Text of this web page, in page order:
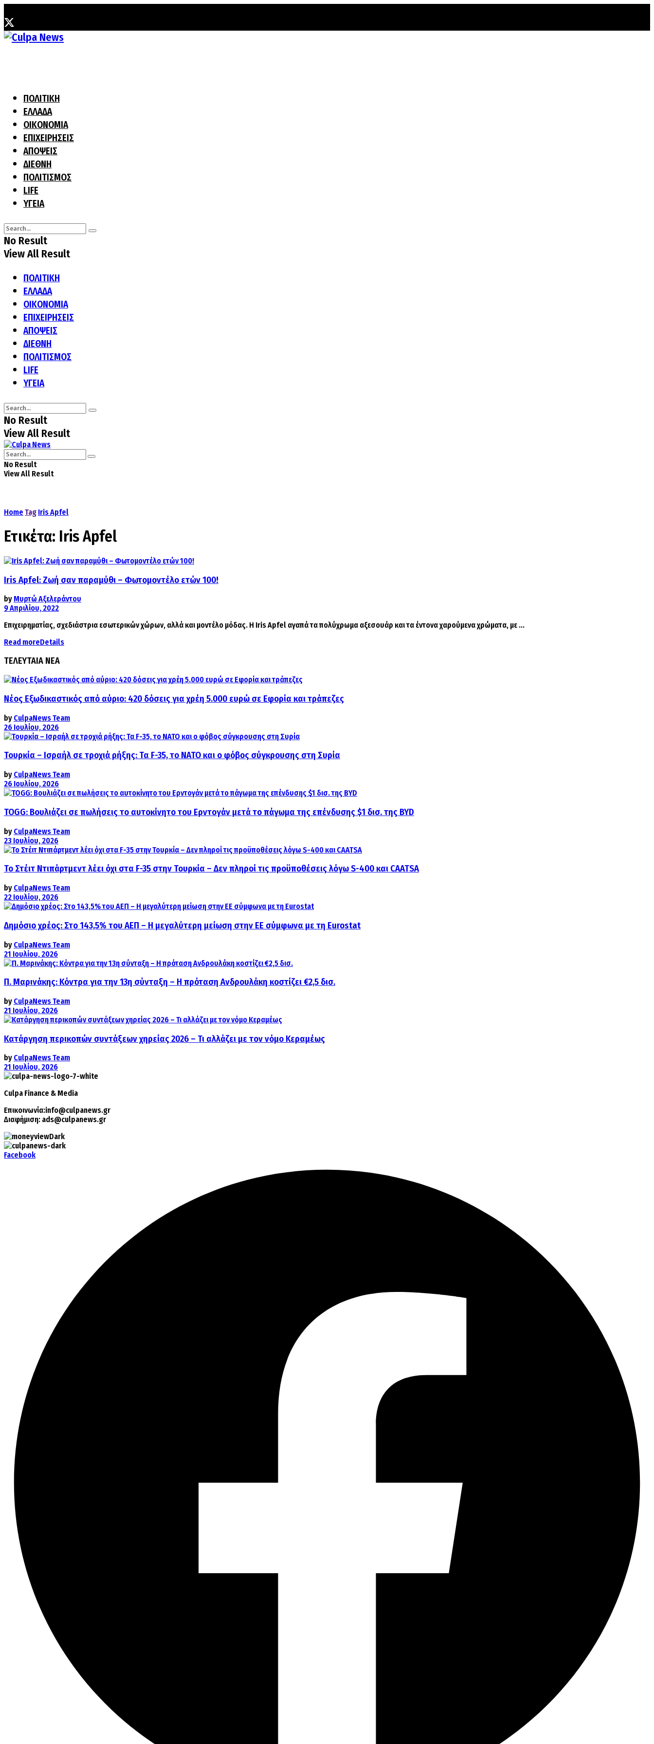
ΠΟΛΙΤΙΚΗ
ΕΛΛΑΔΑ
ΟΙΚΟΝΟΜΙΑ
ΕΠΙΧΕΙΡΗΣΕΙΣ
ΑΠΟΨΕΙΣ
ΔΙΕΘΝΗ
ΠΟΛΙΤΙΣΜΟΣ
LIFE
ΥΓΕΙΑ
No Result
View All Result
ΠΟΛΙΤΙΚΗ
ΕΛΛΑΔΑ
ΟΙΚΟΝΟΜΙΑ
ΕΠΙΧΕΙΡΗΣΕΙΣ
ΑΠΟΨΕΙΣ
ΔΙΕΘΝΗ
ΠΟΛΙΤΙΣΜΟΣ
LIFE
ΥΓΕΙΑ
No Result
View All Result
No Result
View All Result
Home Tag Iris Apfel
Ετικέτα: Iris Apfel
Iris Apfel: Ζωή σαν παραμύθι – Φωτομοντέλο ετών 100!
by Μυρτώ Αξελεράντου
9 Απριλίου, 2022
Επιχειρηματίας, σχεδιάστρια εσωτερικών χώρων, αλλά και μοντέλο μόδας. Η Iris Apfel αγαπά τα πολύχρωμα αξεσουάρ και τα έντονα χαρούμενα χρώματα, με ...
Read moreDetails
ΤΕΛΕΥΤΑΙΑ ΝΕΑ
Νέος Εξωδικαστικός από αύριο: 420 δόσεις για χρέη 5.000 ευρώ σε Εφορία και τράπεζες
by CulpaNews Team
26 Ιουλίου, 2026
Τουρκία – Ισραήλ σε τροχιά ρήξης: Τα F-35, το ΝΑΤΟ και ο φόβος σύγκρουσης στη Συρία
by CulpaNews Team
26 Ιουλίου, 2026
TOGG: Βουλιάζει σε πωλήσεις το αυτοκίνητο του Ερντογάν μετά το πάγωμα της επένδυσης $1 δισ. της BYD
by CulpaNews Team
23 Ιουλίου, 2026
Το Στέιτ Ντιπάρτμεντ λέει όχι στα F-35 στην Τουρκία – Δεν πληροί τις προϋποθέσεις λόγω S-400 και CAATSA
by CulpaNews Team
22 Ιουλίου, 2026
Δημόσιο χρέος: Στο 143,5% του ΑΕΠ – Η μεγαλύτερη μείωση στην ΕΕ σύμφωνα με τη Eurostat
by CulpaNews Team
21 Ιουλίου, 2026
Π. Μαρινάκης: Κόντρα για την 13η σύνταξη – Η πρόταση Ανδρουλάκη κοστίζει €2,5 δισ.
by CulpaNews Team
21 Ιουλίου, 2026
Κατάργηση περικοπών συντάξεων χηρείας 2026 – Τι αλλάζει με τον νόμο Κεραμέως
by CulpaNews Team
21 Ιουλίου, 2026
Culpa Finance & Media
Επικοινωνία:info@culpanews.gr
Διαφήμιση: ads@culpanews.gr
Facebook